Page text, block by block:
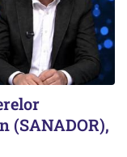
(SANADOR),